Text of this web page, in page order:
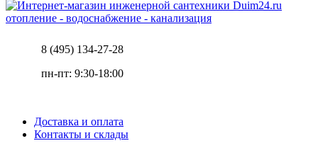
отопление - водоснабжение - канализация
8 (495) 134-27-28
пн-пт: 9:30-18:00
Доставка и оплата
Контакты и склады